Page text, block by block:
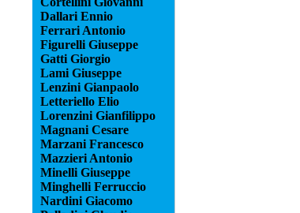
Dallari Ennio
Ferrari Antonio
Figurelli Giuseppe
Gatti Giorgio
Lami Giuseppe
Lenzini Gianpaolo
Letteriello Elio
Lorenzini Gianfilippo
Magnani Cesare
Marzani Francesco
Mazzieri Antonio
Minelli Giuseppe
Minghelli Ferruccio
Nardini Giacomo